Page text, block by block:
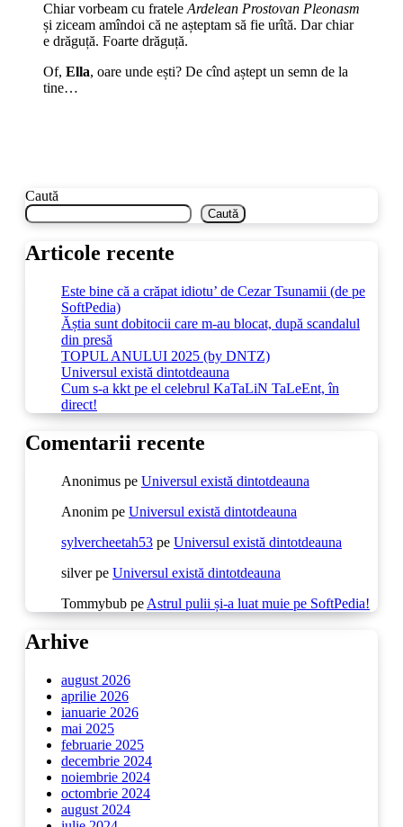
Chiar vorbeam cu fratele Ardelean Prostovan Pleonasm
și ziceam amîndoi că ne așteptam să fie urîtă. Dar chiar
e drăguță. Foarte drăguță.
Of, Ella, oare unde ești? De cînd aștept un semn de la
tine…
Caută
Caută
Articole recente
Este bine că a crăpat idiotu’ de Cezar Tsunamii (de pe
SoftPedia)
Ăștia sunt dobitocii care m-au blocat, după scandalul
din presă
TOPUL ANULUI 2025 (by DNTZ)
Universul există dintotdeauna
Cum s-a kkt pe el celebrul KaTaLiN TaLeEnt, în
direct!
Comentarii recente
Anonimus pe Universul există dintotdeauna
Anonim pe Universul există dintotdeauna
sylvercheetah53 pe Universul există dintotdeauna
silverpe Universul există dintotdeauna
Tommybub pe Astrul pulii și-a luat muie pe SoftPedia!
Arhive
august 2026
aprilie 2026
ianuarie 2026
mai 2025
februarie 2025
decembrie 2024
noiembrie 2024
octombrie 2024
august 2024